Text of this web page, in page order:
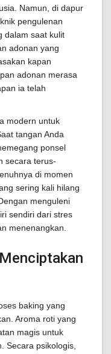
Namun, di dapur
pengulenan
dalam saat kulit
adonan yang
kapan
adonan merasa
ia telah
modern untuk
tangan Anda
ponsel
secara terus-
di momen
sering kali hilang
menguleni
sendiri dari stres
menenangkan.
baking yang
Aroma roti yang
magis untuk
Secara psikologis,